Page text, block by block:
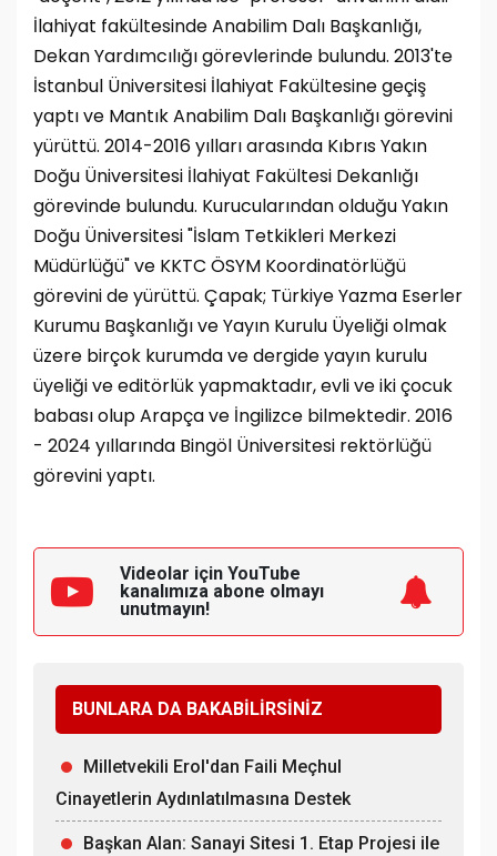
İlahiyat fakültesinde Anabilim Dalı Başkanlığı,
Dekan Yardımcılığı görevlerinde bulundu. 2013'te
İstanbul Üniversitesi İlahiyat Fakültesine geçiş
yaptı ve Mantık Anabilim Dalı Başkanlığı görevini
yürüttü. 2014-2016 yılları arasında Kıbrıs Yakın
Doğu Üniversitesi İlahiyat Fakültesi Dekanlığı
görevinde bulundu. Kurucularından olduğu Yakın
Doğu Üniversitesi "İslam Tetkikleri Merkezi
Müdürlüğü" ve KKTC ÖSYM Koordinatörlüğü
görevini de yürüttü. Çapak; Türkiye Yazma Eserler
Kurumu Başkanlığı ve Yayın Kurulu Üyeliği olmak
üzere birçok kurumda ve dergide yayın kurulu
üyeliği ve editörlük yapmaktadır, evli ve iki çocuk
babası olup Arapça ve İngilizce bilmektedir. 2016
- 2024 yıllarında Bingöl Üniversitesi rektörlüğü
görevini yaptı.
Videolar için YouTube
kanalımıza abone olmayı
unutmayın!
BUNLARA DA BAKABİLİRSİNİZ
Milletvekili Erol'dan Faili Meçhul
Cinayetlerin Aydınlatılmasına Destek
Başkan Alan: Sanayi Sitesi 1. Etap Projesi ile